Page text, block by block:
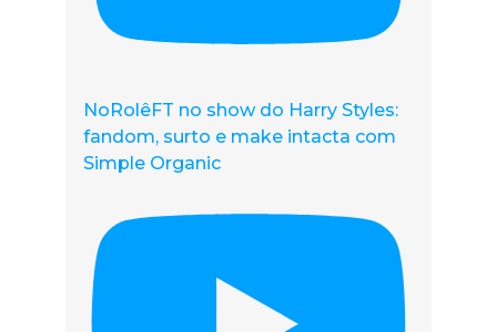
NoRolêFT no show do Harry Styles:
fandom, surto e make intacta com
Simple Organic